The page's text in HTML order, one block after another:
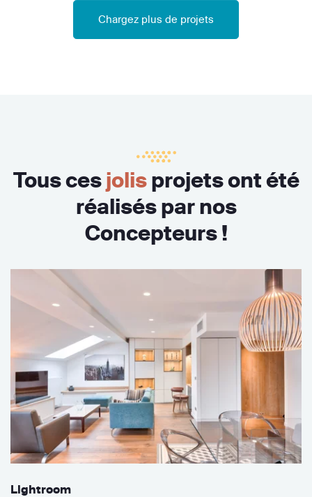
Chargez plus de projets
Tous cesjolisprojets ont été
réalisés par nos
Concepteurs !
Lightroom